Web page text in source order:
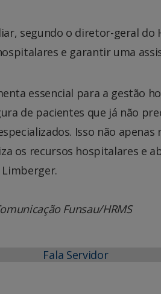
segundo o diretor-geral
e garantir uma
essencial para a gestão
de pacientes que já não
Isso não
os recursos hospitalares e
Limberger.
Funsau/HRMS
Fala Servidor